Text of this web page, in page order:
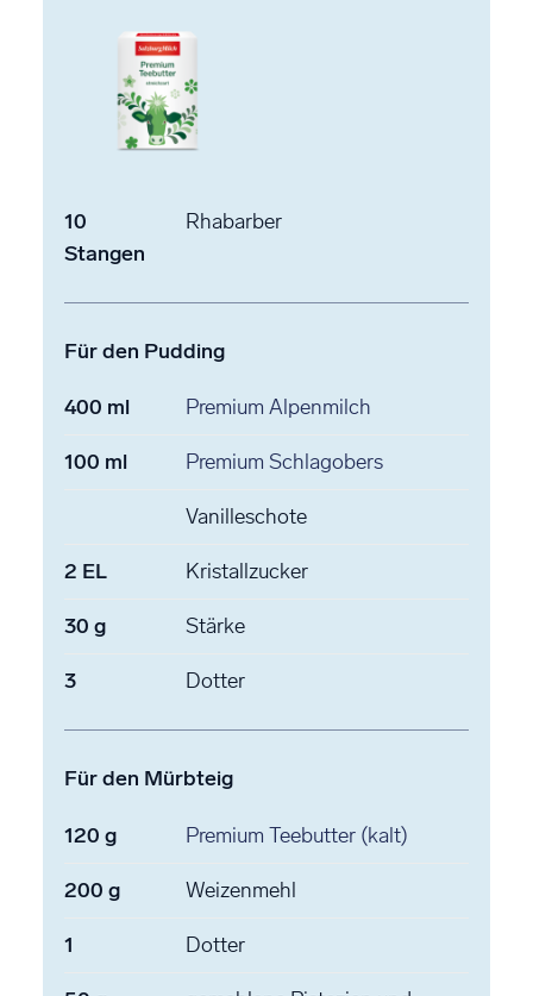
10
Stangen
Rhabarber
Für den Pudding
400 ml Premium Alpenmilch
100 ml Premium Schlagobers
Vanilleschote
2 EL Kristallzucker
30 g Stärke
3 Dotter
Für den Mürbteig
120 g Premium Teebutter (kalt)
200 g Weizenmehl
1 Dotter